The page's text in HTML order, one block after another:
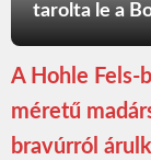
tarolta le a
A Hohle Fels-
méretű
bravúrról